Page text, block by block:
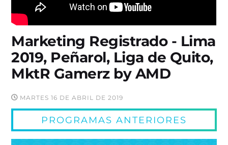
Marketing Registrado - Lima
2019, Peñarol, Liga de Quito,
MktR Gamerz by AMD
MARTES 16 DE ABRIL DE 2019
PROGRAMAS ANTERIORES